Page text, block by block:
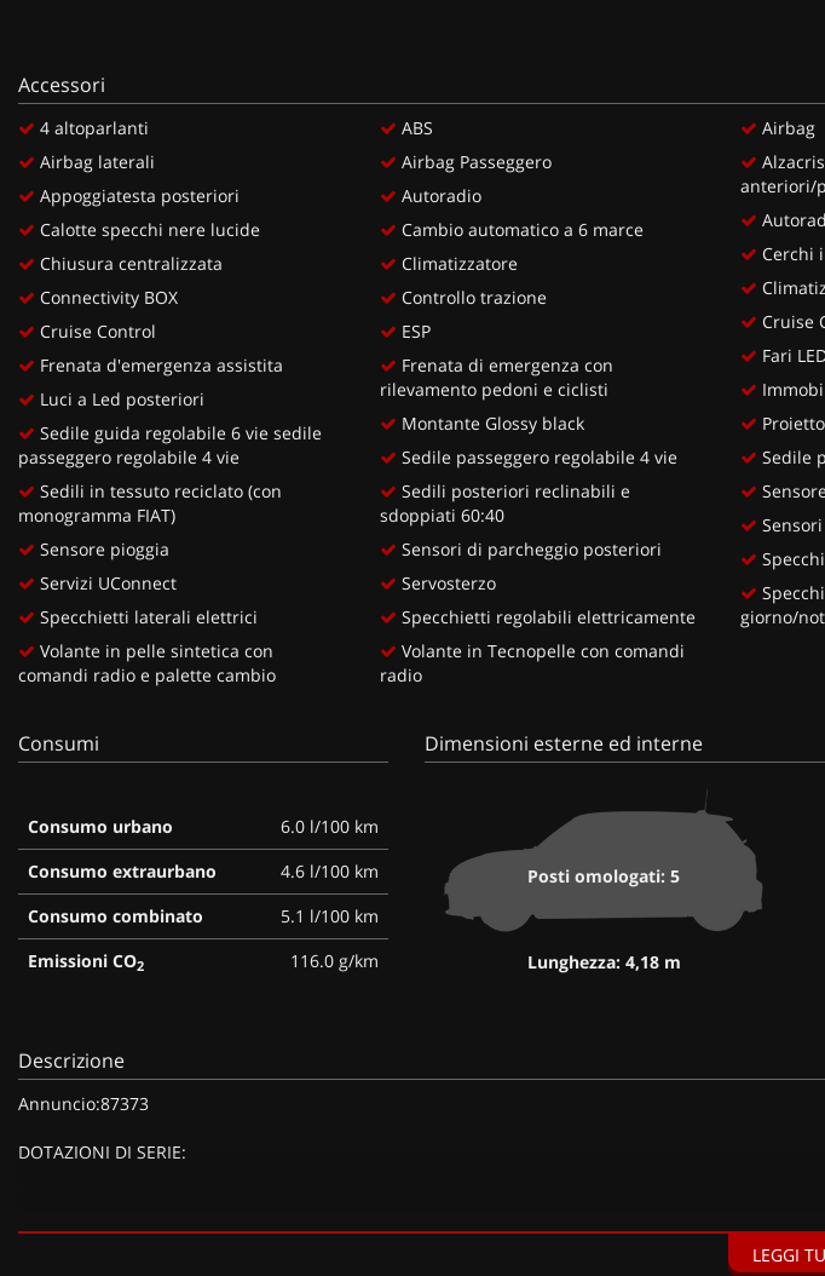
Accessori
4 altoparlanti
Airbag laterali
Appoggiatesta posteriori
Calotte specchi nere lucide
Chiusura centralizzata
Connectivity BOX
Cruise Control
Frenata d'emergenza assistita
Luci a Led posteriori
Sedile guida regolabile 6 vie sedile
passeggero regolabile 4 vie
Sedili in tessuto reciclato (con
monogramma FIAT)
Sensore pioggia
Servizi UConnect
Specchietti laterali elettrici
Volante in pelle sintetica con
comandi radio e palette cambio
ABS
Airbag Passeggero
Autoradio
Cambio automatico a 6 marce
Climatizzatore
Controllo trazione
ESP
Frenata di emergenza con
rilevamento pedoni e ciclisti
Montante Glossy black
Sedile passeggero regolabile 4 vie
Sedili posteriori reclinabili e
sdoppiati 60:40
Sensori di parcheggio posteriori
Servosterzo
Specchietti regolabili elettricamente
Volante in Tecnopelle con comandi
radio
Airbag
anteriori/
Cerchi
Cruise
Fari
Sedile
giorno/
Consumi
Consumo urbano
6.0 l/100 km
Consumo extraurbano
4.6 l/100 km
Consumo combinato
5.1 l/100 km
Emissioni CO2 116.0 g/km
Dimensioni esterne ed interne
Posti omologati: 5
Lunghezza: 4,18 m
Descrizione
Annuncio:87373
DOTAZIONI DI SERIE:
LEGGI